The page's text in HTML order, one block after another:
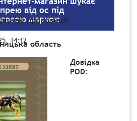
пропозиції
область
від ос під
маркою
14:12
Довідка
POD: